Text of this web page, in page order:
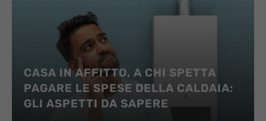
CASA IN AFFITTO, A CHI SPETTA
PAGARE LE SPESE DELLA CALDAIA:
GLI ASPETTI DA SAPERE